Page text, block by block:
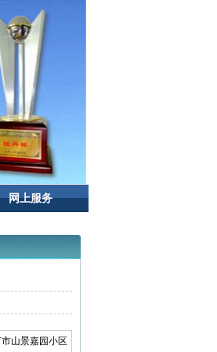
网上服务
山景嘉园小区